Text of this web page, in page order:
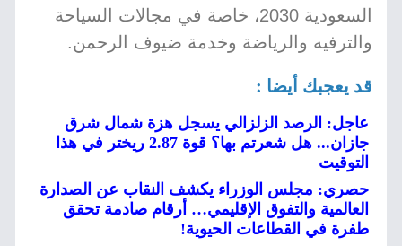
السعودية 2030، خاصة في مجالات السياحة
والترفيه والرياضة وخدمة ضيوف الرحمن.
قد يعجبك أيضا :
عاجل: الرصد الزلزالي يسجل هزة شمال شرق
جازان... هل شعرتم بها؟ قوة 2.87 ريختر في هذا
التوقيت
حصري: مجلس الوزراء يكشف النقاب عن الصدارة
العالمية والتفوق الإقليمي… أرقام صادمة تحقق
طفرة في القطاعات الحيوية!